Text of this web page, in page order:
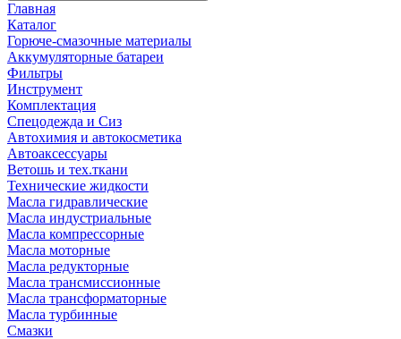
Главная
Каталог
Горюче-смазочные материалы
Аккумуляторные батареи
Фильтры
Инструмент
Комплектация
Спецодежда и Сиз
Автохимия и автокосметика
Автоаксессуары
Ветошь и тех.ткани
Технические жидкости
Масла гидравлические
Масла индустриальные
Масла компрессорные
Масла моторные
Масла редукторные
Масла трансмиссионные
Масла трансформаторные
Масла турбинные
Смазки